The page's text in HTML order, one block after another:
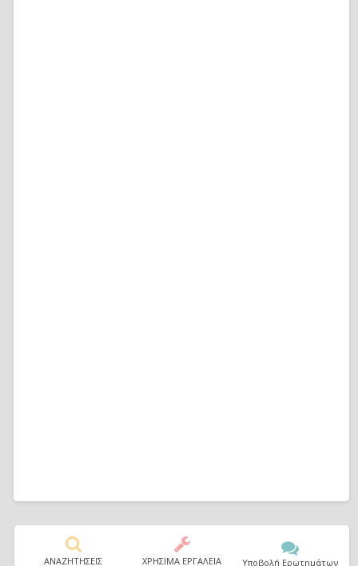
ΑΝΑΖΗΤΗΣΕΙΣ ΧΡΗΣΙΜΑ ΕΡΓΑΛΕΙΑ Υποβολή Ερωτημάτων